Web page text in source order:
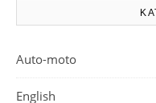
Auto-moto
English